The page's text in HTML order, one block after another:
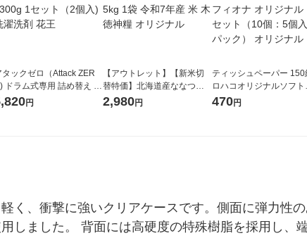
タックゼロ（Attack ZER
ドラム式専用 詰め替え メ
ジャンボ 2300g 1セット
円
【アウトレット】【新米切
替特価】北海道産ななつぼ
し 無洗米 5kg 1袋 令和7年産
2,980円
ティッシュペーパー 150
ロハコオリジナルソフト
ックティッシュ フィオナ
470円
く、衝撃に強いクリアケースです。側面に弾力性
しました。 背面には高硬度の特殊樹脂を採用し、